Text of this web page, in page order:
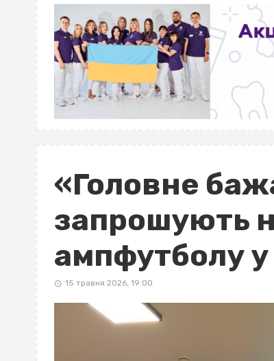
«Головне
запрошують
ампфутболу
15 травня 2026, 19:00